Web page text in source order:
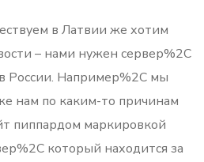
в Латвии же хотим
– нами нужен сервер%2C
России. Например%2C мы
нам по каким-то причинам
пиппардом маркировкой
который находится за